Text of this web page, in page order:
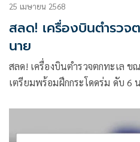
25 เมษายน 2568
สลด! เครื่องบินตำรวจ
นาย
สลด! เครื่องบินตำรวจตกทะเล
เตรียมพร้อมฝึกกระโดดร่ม ดับ 6 นาย ผบ.ตร. สั่งสืบ